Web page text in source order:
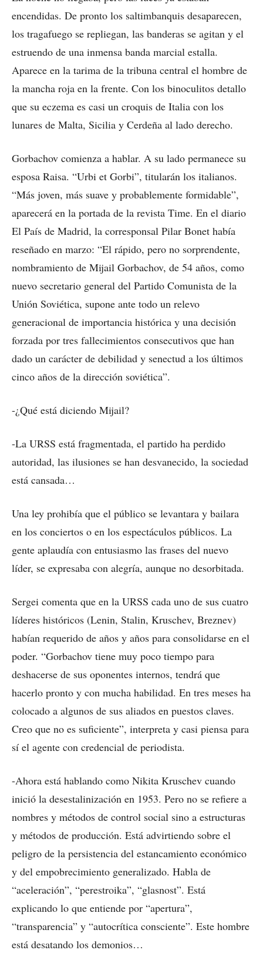
encendidas. De pronto los saltimbanquis desaparecen,
los tragafuego se repliegan, las banderas se agitan y el
estruendo de una inmensa banda marcial estalla.
Aparece en la tarima de la tribuna central el hombre de
la mancha roja en la frente. Con los binoculitos detallo
que su eczema es casi un croquis de Italia con los
lunares de Malta, Sicilia y Cerdeña al lado derecho.
Gorbachov comienza a hablar. A su lado permanece su
esposa Raisa. “Urbi et Gorbi”, titularán los italianos.
“Más joven, más suave y probablemente formidable”,
aparecerá en la portada de la revista Time. En el diario
El País de Madrid, la corresponsal Pilar Bonet había
reseñado en marzo: “El rápido, pero no sorprendente,
nombramiento de Mijail Gorbachov, de 54 años, como
nuevo secretario general del Partido Comunista de la
Unión Soviética, supone ante todo un relevo
generacional de importancia histórica y una decisión
forzada por tres fallecimientos consecutivos que han
dado un carácter de debilidad y senectud a los últimos
cinco años de la dirección soviética”.
-¿Qué está diciendo Mijail?
-La URSS está fragmentada, el partido ha perdido
autoridad, las ilusiones se han desvanecido, la sociedad
está cansada…
Una ley prohibía que el público se levantara y bailara
en los conciertos o en los espectáculos públicos. La
gente aplaudía con entusiasmo las frases del nuevo
líder, se expresaba con alegría, aunque no desorbitada.
Sergei comenta que en la URSS cada uno de sus cuatro
líderes históricos (Lenin, Stalin, Kruschev, Breznev)
habían requerido de años y años para consolidarse en el
poder. “Gorbachov tiene muy poco tiempo para
deshacerse de sus oponentes internos, tendrá que
hacerlo pronto y con mucha habilidad. En tres meses ha
colocado a algunos de sus aliados en puestos claves.
Creo que no es suficiente”, interpreta y casi piensa para
sí el agente con credencial de periodista.
-Ahora está hablando como Nikita Kruschev cuando
inició la desestalinización en 1953. Pero no se refiere a
nombres y métodos de control social sino a estructuras
y métodos de producción. Está advirtiendo sobre el
peligro de la persistencia del estancamiento económico
y del empobrecimiento generalizado. Habla de
“aceleración”, “perestroika”, “glasnost”. Está
explicando lo que entiende por “apertura”,
“transparencia” y “autocrítica consciente”. Este hombre
está desatando los demonios…